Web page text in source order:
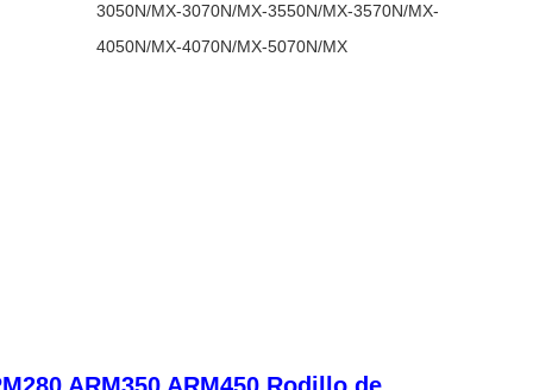
3050N/MX-3070N/MX-3550N/MX-3570N/MX-
4050N/MX-4070N/MX-5070N/MX